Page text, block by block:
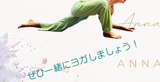
ぜひ一緒にヨガしましょう！​​